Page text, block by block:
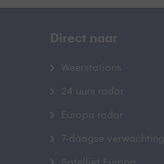
Direct naar
Weerstations
24 uurs radar
Europa radar
7-daagse verwachting